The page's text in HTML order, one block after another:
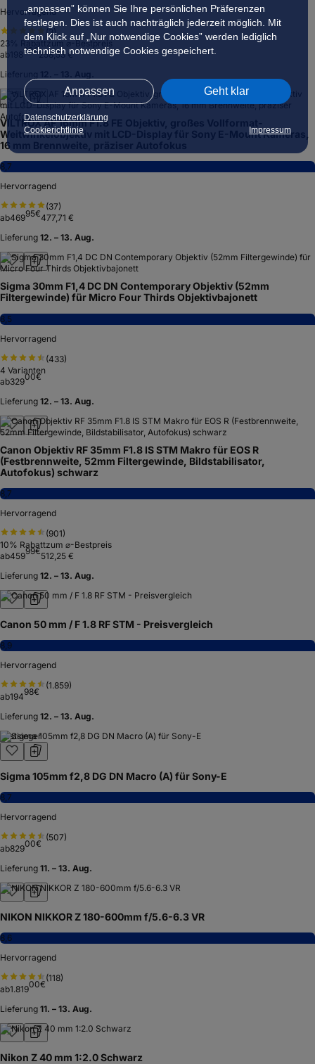
„anpassen” können Sie Ihre persönlichen Präferenzen
festlegen. Dies ist auch nachträglich jederzeit möglich. Mit
dem Klick auf „Nur notwendige Cookies” werden lediglich
technisch notwendige Cookies gespeichert.
Anpassen Geht klar
Datenschutzerklärung
Cookierichtlinie
Impressum
Hervorragend
(3)
23
% Rabatt zum ⌀-Bestpreis
ab
99€258,53 €
Lieferung
VILTROX AF 16mm F1.8 FE Objektiv, großes Vollformat-
Weitwinkelobjektiv mit LCD-Display für Sony E-Mount Kameras,
16 mm Brennweite, präziser Autofokus
8,7
Hervorragend
(37)
ab46995€477,71 €
Lieferung 12. – 13. Aug.
Sigma 30mm F1,4 DC DN Contemporary Objektiv (52mm
Filtergewinde) für Micro Four Thirds Objektivbajonett
8,5
Hervorragend
(433)
4 Varianten
ab32900€
Lieferung 12. – 13. Aug.
Canon Objektiv RF 35mm F1.8 IS STM Makro für EOS R
(Festbrennweite, 52mm Filtergewinde, Bildstabilisator,
Autofokus) schwarz
8,7
Hervorragend
(901)
10% Rabattzum ⌀-Bestpreis
ab45999€512,25 €
Lieferung 12. – 13. Aug.
Canon 50 mm / F 1.8 RF STM - Preisvergleich
8,9
Hervorragend
(1.859)
ab19498€
Lieferung 12. – 13. Aug.
Testsieger
Sigma 105mm f2,8 DG DN Macro (A) für Sony-E
8,7
Hervorragend
(507)
ab82900€
Lieferung 11. – 13. Aug.
NIKON NIKKOR Z 180-600mm f/5.6-6.3 VR
8,6
Hervorragend
(118)
ab1.81900€
Lieferung 11. – 13. Aug.
Nikon Z 40 mm 1:2.0 Schwarz